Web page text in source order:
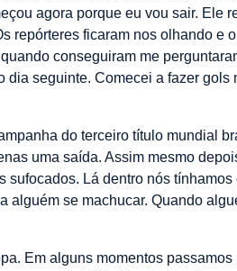
agora porque eu vou sair. Ele
ficaram nos olhando e
conseguiram me
seguinte. Comecei a fazer gols
do terceiro título mundial
uma saída. Assim mesmo
Lá dentro nós
se machucar. Quando
Em alguns momentos